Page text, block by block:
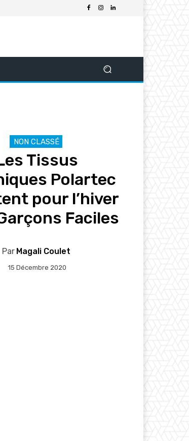
NON CLASSÉ
Tissus
Polartec
pour l’hiver
Faciles
Par Magali Coulet
15 Décembre 2020